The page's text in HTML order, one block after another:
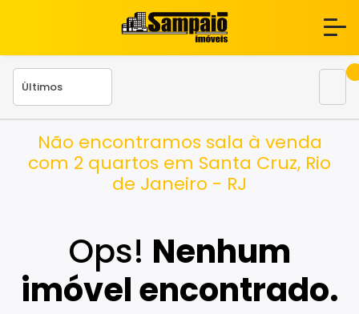
Não encontramos sala à venda
com 2 quartos em Santa Cruz, Rio
de Janeiro - RJ
Ops! Nenhum
imóvel encontrado.